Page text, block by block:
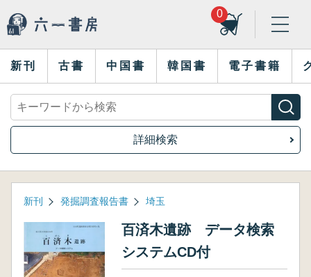
0
新刊 古書 中国書 韓国書 電子書籍
詳細検索
新刊 発掘調査報告書 埼玉
百済木遺跡 データ検索
システムCD付